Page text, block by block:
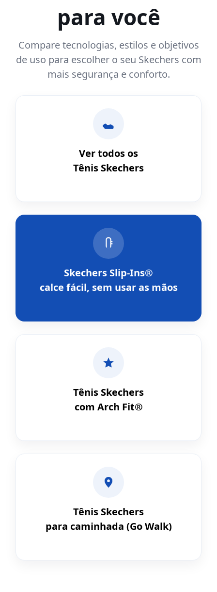
para você
Compare tecnologias, estilos e objetivos
de uso para escolher o seu Skechers com
mais segurança e conforto.
Ver todos os
Tênis Skechers
Skechers Slip-Ins®
calce fácil, sem usar as mãos
Tênis Skechers
com Arch Fit®
Tênis Skechers
para caminhada (Go Walk)